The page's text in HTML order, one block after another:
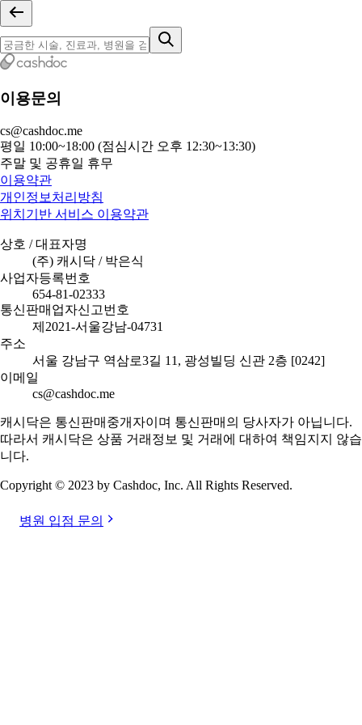
이용문의
cs@cashdoc.me
평일 10:00~18:00 (점심시간 오후 12:30~13:30)
주말 및 공휴일 휴무
이용약관
개인정보처리방침
위치기반 서비스 이용약관
상호 / 대표자명
(주) 캐시닥 / 박은식
사업자등록번호
654-81-02333
통신판매업자신고번호
제2021-서울강남-04731
주소
서울 강남구 역삼로3길 11, 광성빌딩 신관 2층 [0242]
이메일
cs@cashdoc.me
캐시닥은 통신판매중개자이며 통신판매의 당사자가 아닙니다.
따라서 캐시닥은 상품 거래정보 및 거래에 대하여 책임지지 않습
니다.
Copyright © 2023 by Cashdoc, Inc. All Rights Reserved.
병원 입점 문의